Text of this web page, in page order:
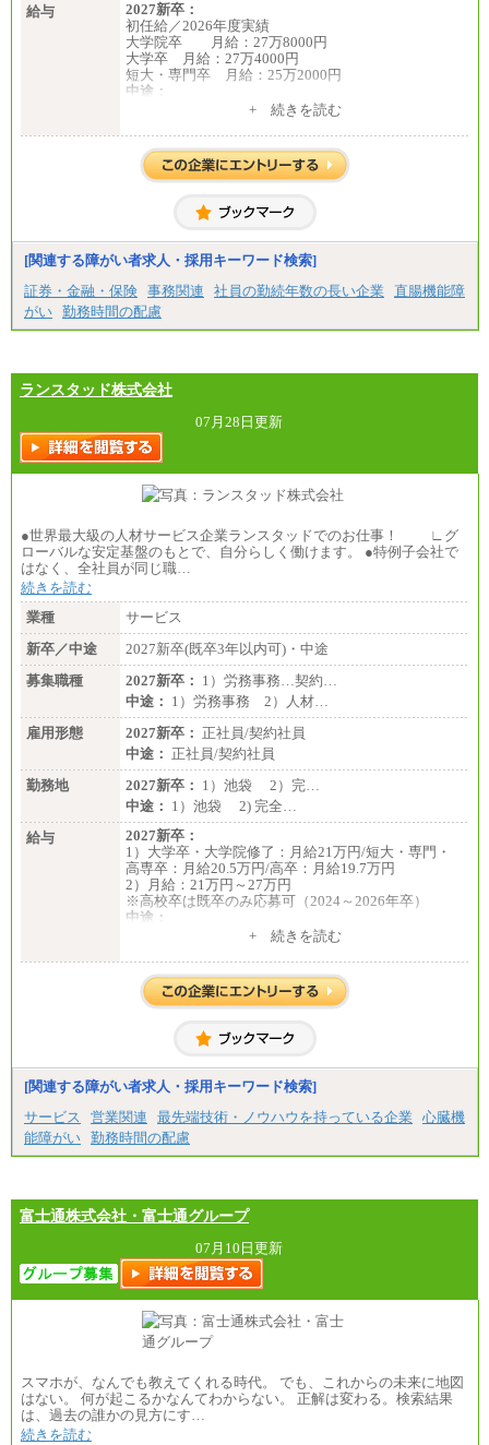
給与
2027新卒：
初任給／2026年度実績
大学院卒 月給：27万8000円
大学卒 月給：27万4000円
短大・専門卒 月給：25万2000円
中途：
※職務経験等を考慮し決定いたします。
※試用期間中も給与に変更はございません
+ 続きを読む
[関連する障がい者求人・採用キーワード検索]
証券・金融・保険 事務関連 社員の勤続年数の長い企業
直腸機能障
がい 勤務時間の配慮
ランスタッド株式会社
07月28日更新
●世界最大級の人材サービス企業ランスタッドでのお仕事！ ∟グ
ローバルな安定基盤のもとで、自分らしく働けます。 ●特例子会社で
はなく、全社員が同じ職…
続きを読む
業種
サービス
新卒／中途
2027新卒(既卒3年以内可)・中途
募集職種
2027新卒： 1）労務事務…契約…
中途： 1）労務事務 2）人材…
雇用形態
2027新卒： 正社員/契約社員
中途： 正社員/契約社員
勤務地
2027新卒： 1）池袋 2）完…
中途： 1）池袋 2) 完全…
給与
2027新卒：
1）大学卒・大学院修了：月給21万円/短大・専門・
高専卒：月給20.5万円/高卒：月給19.7万円
2）月給：21万円～27万円
※高校卒は既卒のみ応募可（2024～2026年卒）
中途：
1）月給：21万円～25万円+ 続きを読む
[関連する障がい者求人・採用キーワード検索]
サービス
営業関連 最先端技術・ノウハウを持っている企業
心臓機
能障がい 勤務時間の配慮
富士通株式会社・富士通グループ
07月10日更新
スマホが、なんでも教えてくれる時代。 でも、これからの未来に地図
はない。 何が起こるかなんてわからない。 正解は変わる。検索結果
は、過去の誰かの見方にす…
続きを読む